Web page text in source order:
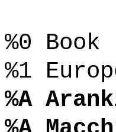
%0 Book
%1
%A